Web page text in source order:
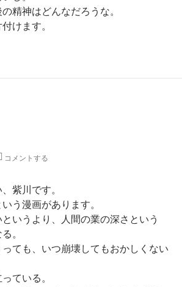
精神はどんなだろうな。
けます。
コメントする
紫川です。
う漫画があります。
いうより、人間の業の深さという
。
ても、いつ崩壊してもおかしくない
ている。